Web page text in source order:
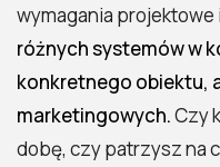
wymagania projektowe
różnych systemów w
konkretnego obiektu,
marketingowych.Czy
dobę, czy patrzysz na